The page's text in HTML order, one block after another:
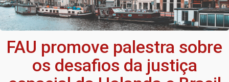
FAU promove palestra sobre
os desafios da justiça